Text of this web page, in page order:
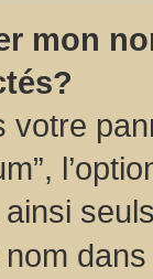
mon
ainsi